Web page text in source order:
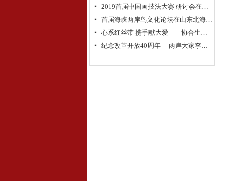
넷 2019首届中国画技法大赛 研讨会在京举行
넷 首届海峡两岸鸟文化论坛在山东北海举行
넷 心系红丝带 携手献大爱——协合生物集团超级抗原免疫治疗助力“艾滋病防控”
넷 纪念改革开放40周年 —两岸大家李奇茂、单应桂书画作品交流展隆重开幕